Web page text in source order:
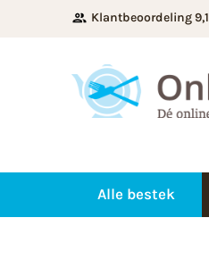
Klantbeoordeling 9,1
Alle bestek